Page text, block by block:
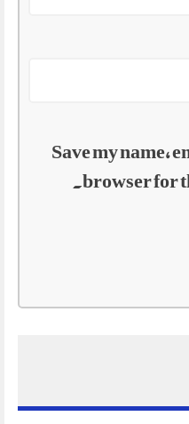
Save my name,
browser for